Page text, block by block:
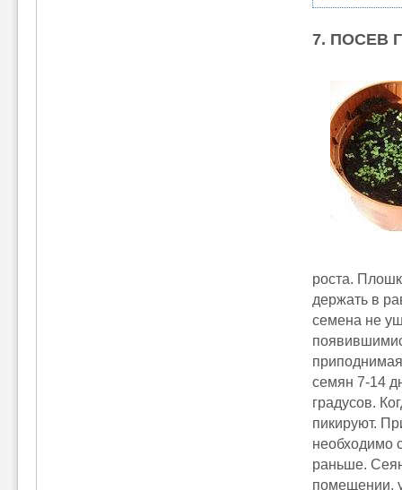
7. ПОСЕВ
роста.
держать в
семена не
семян 7-14
градусов.
пикируют.
необходимо
раньше.
помещении,